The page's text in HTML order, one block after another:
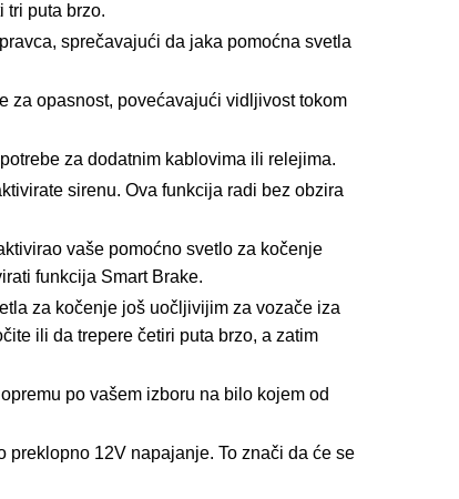
tri puta brzo.
sprečavajući da jaka pomoćna svetla
za opasnost, povećavajući vidljivost tokom
za dodatnim kablovima ili relejima.
sirenu. Ova funkcija radi bez obzira
vaše pomoćno svetlo za kočenje
funkcija Smart Brake.
za kočenje još uočljivijim za vozače iza
ili da trepere četiri puta brzo, a zatim
po vašem izboru na bilo kojem od
preklopno 12V napajanje. To znači da će se